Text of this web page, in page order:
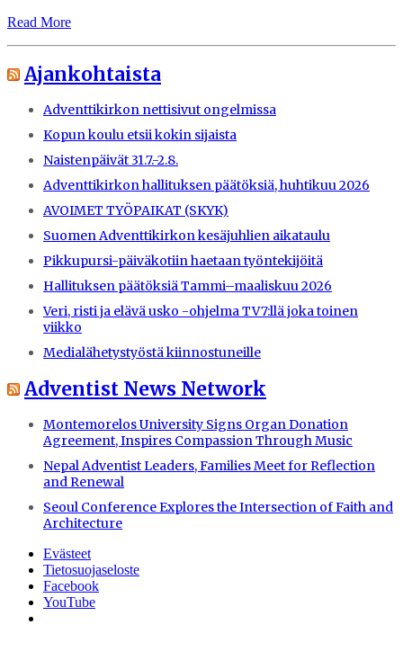
Read More
Ajankohtaista
Adventtikirkon nettisivut ongelmissa
Kopun koulu etsii kokin sijaista
Naistenpäivät 31.7.-2.8.
Adventtikirkon hallituksen päätöksiä, huhtikuu 2026
AVOIMET TYÖPAIKAT (SKYK)
Suomen Adventtikirkon kesäjuhlien aikataulu
Pikkupursi-päiväkotiin haetaan työntekijöitä
Hallituksen päätöksiä Tammi–maaliskuu 2026
Veri, risti ja elävä usko -ohjelma TV7:llä joka toinen
viikko
Medialähetystyöstä kiinnostuneille
Adventist News Network
Montemorelos University Signs Organ Donation
Agreement, Inspires Compassion Through Music
Nepal Adventist Leaders, Families Meet for Reflection
and Renewal
Seoul Conference Explores the Intersection of Faith and
Architecture
Evästeet
Tietosuojaseloste
Facebook
YouTube